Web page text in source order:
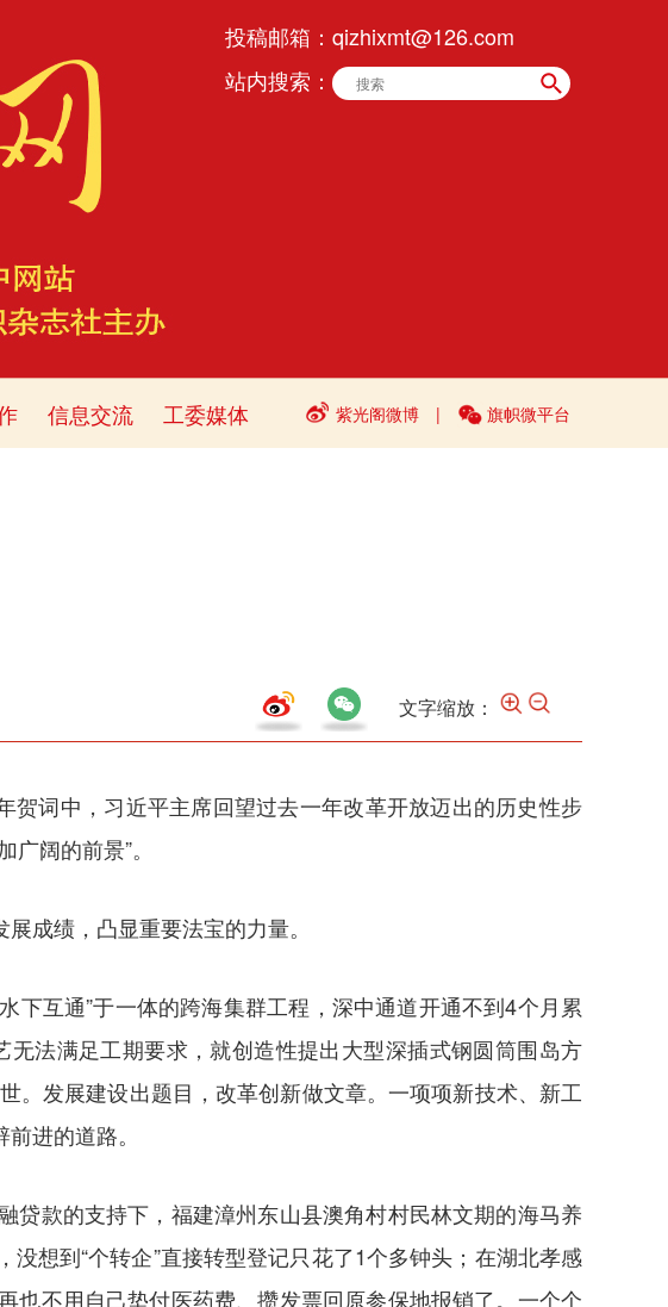
投稿邮箱： qizhixmt@126.com
站内搜索：
信息交流 工委媒体 紫光阁微博 | 旗帜微平台
文字缩放：
词中，习近平主席回望过去一年改革开放迈出的历史性步
阔的前景”。
成绩，凸显重要法宝的力量。
互通”于一体的跨海集群工程，深中通道开通不到4个月累
法满足工期要求，就创造性提出大型深插式钢圆筒围岛方
。发展建设出题目，改革创新做文章。一项项新技术、新工
进的道路。
款的支持下，福建漳州东山县澳角村村民林文期的海马养
想到“个转企”直接转型登记只花了1个多钟头；在湖北孝感
不用自己垫付医药费、攒发票回原参保地报销了。一个个